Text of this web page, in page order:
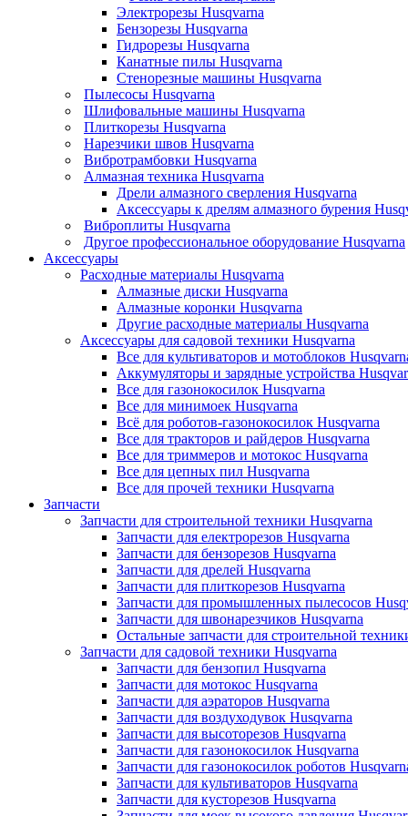
Электрорезы Husqvarna
Бензорезы Husqvarna
Гидрорезы Husqvarna
Канатные пилы Husqvarna
Стенорезные машины Husqvarna
Пылесосы Husqvarna
Шлифовальные машины Husqvarna
Плиткорезы Husqvarna
Нарезчики швов Husqvarna
Вибротрамбовки Husqvarna
Алмазная техника Husqvarna
Дрели алмазного сверления Husqvarna
Аксессуары к дрелям алмазного бурения
Виброплиты Husqvarna
Другое профессиональное оборудование Husqvarna
Аксессуары
Расходные материалы Husqvarna
Алмазные диски Husqvarna
Алмазные коронки Husqvarna
Другие расходные материалы Husqvarna
Аксессуары для садовой техники Husqvarna
Все для культиваторов и мотоблоков
Аккумуляторы и зарядные устройства
Все для газонокосилок Husqvarna
Все для минимоек Husqvarna
Всё для роботов-газонокосилок Husqvarna
Все для тракторов и райдеров Husqvarna
Все для триммеров и мотокос Husqvarna
Все для цепных пил Husqvarna
Все для прочей техники Husqvarna
Запчасти
Запчасти для строительной техники Husqvarna
Запчасти для електрорезов Husqvarna
Запчасти для бензорезов Husqvarna
Запчасти для дрелей Husqvarna
Запчасти для плиткорезов Husqvarna
Запчасти для промышленных пылесосов
Запчасти для швонарезчиков Husqvarna
Остальные запчасти для строительной
Запчасти для садовой техники Husqvarna
Запчасти для бензопил Husqvarna
Запчасти для мотокос Husqvarna
Запчасти для аэраторов Husqvarna
Запчасти для воздуходувок Husqvarna
Запчасти для высоторезов Husqvarna
Запчасти для газонокосилок Husqvarna
Запчасти для газонокосилок роботов
Запчасти для культиваторов Husqvarna
Запчасти для кусторезов Husqvarna